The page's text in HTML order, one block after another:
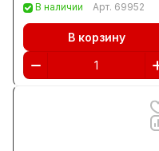
В наличии Арт. 69952
В корзину